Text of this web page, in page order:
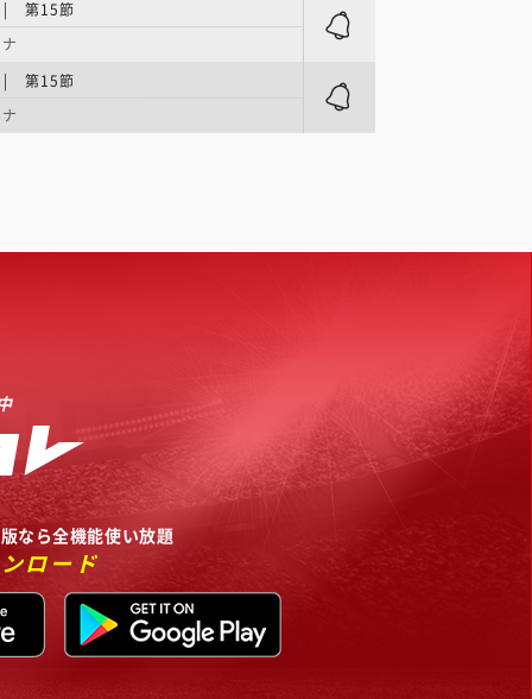
第15節
第15節
なら全機能使い放題
ロード